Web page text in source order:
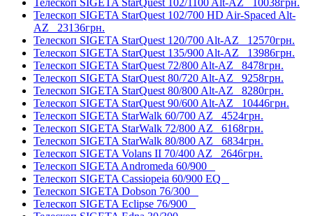
Телескоп SIGETA StarQuest 102/1100 Alt-AZ 10038грн.
Телескоп SIGETA StarQuest 102/700 HD Air-Spaced Alt-
AZ 23136грн.
Телескоп SIGETA StarQuest 120/700 Alt-AZ 12570грн.
Телескоп SIGETA StarQuest 135/900 Alt-AZ 13986грн.
Телескоп SIGETA StarQuest 72/800 Alt-AZ 8478грн.
Телескоп SIGETA StarQuest 80/720 Alt-AZ 9258грн.
Телескоп SIGETA StarQuest 80/800 Alt-AZ 8280грн.
Телескоп SIGETA StarQuest 90/600 Alt-AZ 10446грн.
Телескоп SIGETA StarWalk 60/700 AZ 4524грн.
Телескоп SIGETA StarWalk 72/800 AZ 6168грн.
Телескоп SIGETA StarWalk 80/800 AZ 6834грн.
Телескоп SIGETA Volans II 70/400 AZ 2646грн.
Телескоп SIGETA Andromeda 60/900
Телескоп SIGETA Cassiopeia 60/900 EQ
Телескоп SIGETA Dobson 76/300
Телескоп SIGETA Eclipse 76/900